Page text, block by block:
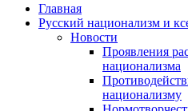
Главная
Русский национализм и
Новости
Проявления
национализма
национализму